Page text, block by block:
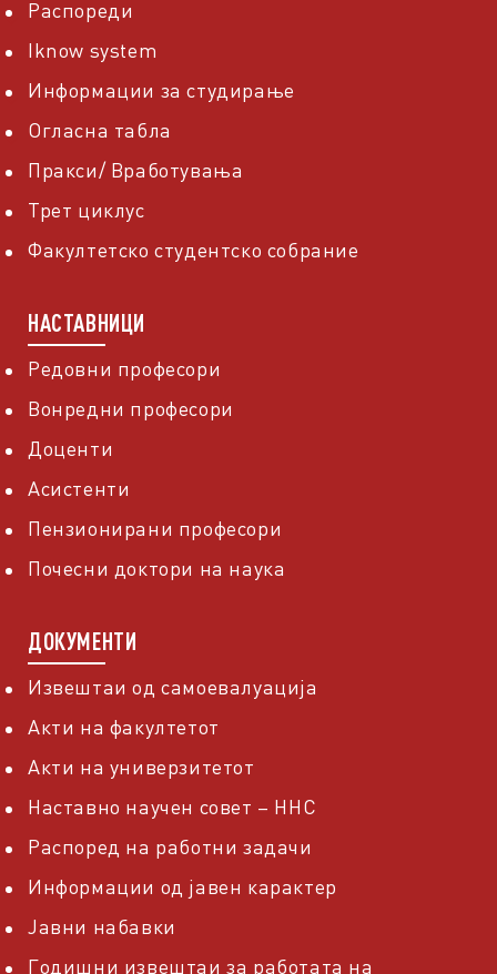
Распореди
Iknow system
Информации за студирање
Огласна табла
Пракси/ Вработувања
Трет циклус
Факултетско студентско собрание
НАСТАВНИЦИ
Редовни професори
Вонредни професори
Доценти
Асистенти
Пензионирани професори
Почесни доктори на наука
ДОКУМЕНТИ
Извештаи од самоевалуација
Акти на факултетот
Акти на универзитетот
Наставно научен совет – ННС
Распоред на работни задачи
Информации од јавен карактер
Јавни набавки
Годишни извештаи за работата на